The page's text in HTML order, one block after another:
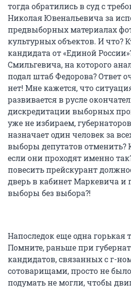
тогда обратились в суд с
Николая Ювенальевича за
предвыборных материалах
культурных объектов. И что?
кандидата от «Единой
Смильгевича, на которого
подал штаб Федорова? Ответ
нет! Мне кажется, что
развивается в русле
дискредитации выборных
уже не избираем,
назначает один человек за
выборы депутатов отменить?
если они проходят именно
повесить прейскурант
дверь в кабинет Маркевича и
выборы без выбора?!
Напоследок еще одна горькая
Помните, раньше при
кандидатов, связанных с г-
сотоварищами, просто не
подумать не могли, чтобы